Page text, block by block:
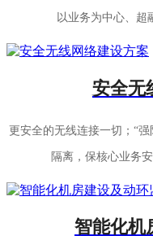
以业务为中心、超
安全无
更安全的无线连接一切；“
隔离，保核心业务
智能化机